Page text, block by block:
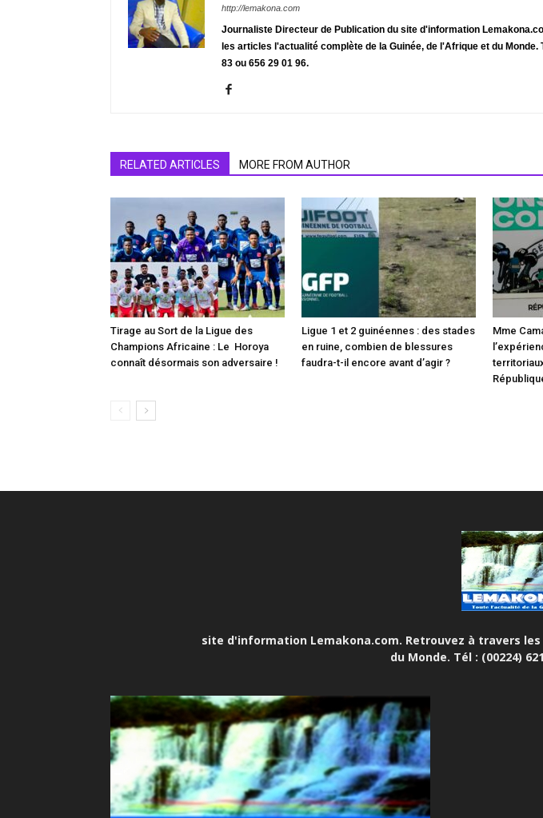
http://lemakona.com
Journaliste Directeur de Publication du site d'information
les articles l'actualité complète de la Guinée, de l'Afrique et du Monde.
83 ou 656 29 01 96.
RELATED ARTICLES MORE FROM AUTHOR
Tirage au Sort de la Ligue des
Champions Africaine : Le Horoya
connaît désormais son adversaire !
Ligue 1 et 2 guinéennes : des stades
en ruine, combien de blessures
faudra-t-il encore avant d’agir ?
Mme
site d'information Lemakona.com. Retrouvez à travers
du Monde. Tél : (00224)